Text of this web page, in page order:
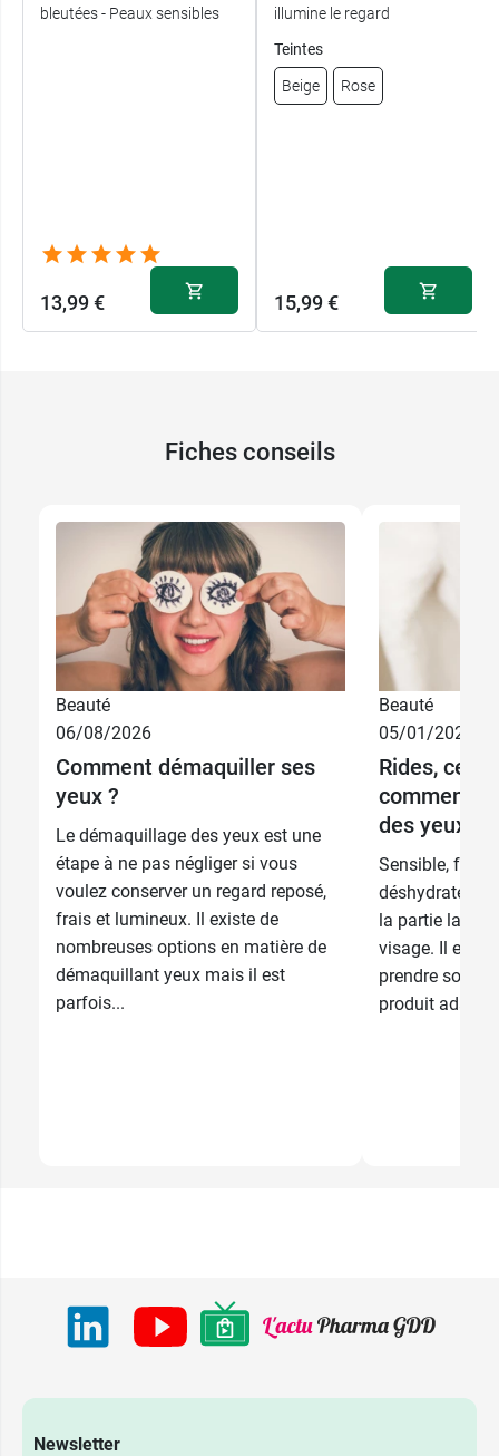
bleutées - Peaux sensibles
13,99 €
illumine le regard
Teintes
Beige Rose
15,99 €
15,99 €
Rose 15,99 €
Fiches conseils
Beauté
06/08/2026
Comment démaquiller ses
yeux ?
Le démaquillage des yeux est une
étape à ne pas négliger si vous
voulez conserver un regard reposé,
frais et lumineux. Il existe de
nombreuses options en matière de
démaquillant yeux mais il est
parfois...
Beauté
05/01/2026
Rides,
comment
des yeux ?
Sensible,
déshydraté, le
la partie la
visage. Il est
prendre soin
produit
Newsletter